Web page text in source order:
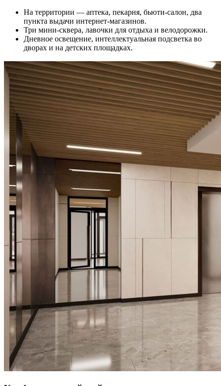
На территории — аптека, пекарня, бьюти-салон, два
пункта выдачи интернет-магазинов.
Три мини-сквера, лавочки для отдыха и велодорожки.
Дневное освещение, интеллектуальная подсветка во
дворах и на детских площадках.